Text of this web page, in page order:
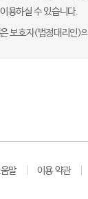
용하실 수 있습니다.
보호자(법정대리인)
말 이용 약관